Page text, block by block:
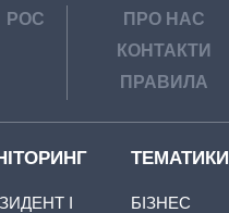
РОС
ПРО НАС
КОНТАКТИ
ПРАВИЛА
І
ТЕМАТИКИ
БІЗНЕС